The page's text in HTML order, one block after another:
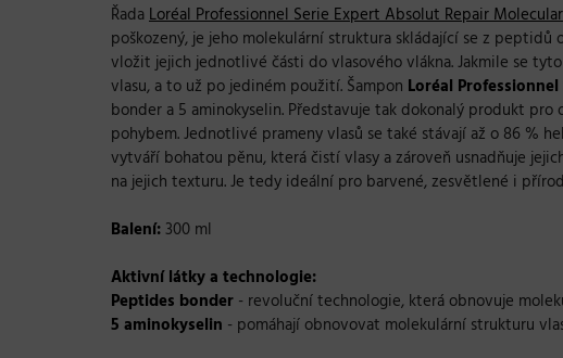
ŘadaLoréal Professionnel Serie Expert Absolut Repair Molecular
poškozený, je jeho molekulární struktura skládající se z
vložit jejich jednotlivé části do vlasového vlákna. Jakmile se
vlasu, a to už po jediném použití. Šampon Loréal
bonder a 5 aminokyselin. Představuje tak dokonalý produkt
pohybem. Jednotlivé prameny vlasů se také stávají až o 86 %
vytváří bohatou pěnu, která čistí vlasy a zároveň usnadňuje
na jejich texturu. Je tedy ideální pro barvené, zesvětlené i
Balení: 300 ml
Aktivní látky a technologie:
Peptides bonder - revoluční technologie, která obnovuje
5 aminokyselin - pomáhají obnovovat molekulární strukturu